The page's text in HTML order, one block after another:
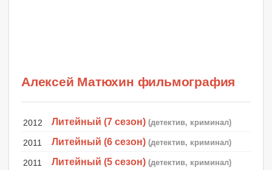
Алексей Матюхин фильмография
2012 Литейный (7 сезон) (детектив, криминал)
2011 Литейный (6 сезон) (детектив, криминал)
2011 Литейный (5 сезон) (детектив, криминал)